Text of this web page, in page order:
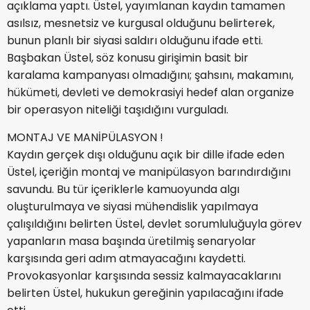
açıklama yaptı. Üstel, yayımlanan kaydın tamamen
asılsız, mesnetsiz ve kurgusal olduğunu belirterek,
bunun planlı bir siyasi saldırı olduğunu ifade etti.
Başbakan Üstel, söz konusu girişimin basit bir
karalama kampanyası olmadığını; şahsını, makamını,
hükümeti, devleti ve demokrasiyi hedef alan organize
bir operasyon niteliği taşıdığını vurguladı.
MONTAJ VE MANİPÜLASYON !
Kaydın gerçek dışı olduğunu açık bir dille ifade eden
Üstel, içeriğin montaj ve manipülasyon barındırdığını
savundu. Bu tür içeriklerle kamuoyunda algı
oluşturulmaya ve siyasi mühendislik yapılmaya
çalışıldığını belirten Üstel, devlet sorumluluğuyla görev
yapanların masa başında üretilmiş senaryolar
karşısında geri adım atmayacağını kaydetti.
Provokasyonlar karşısında sessiz kalmayacaklarını
belirten Üstel, hukukun gereğinin yapılacağını ifade